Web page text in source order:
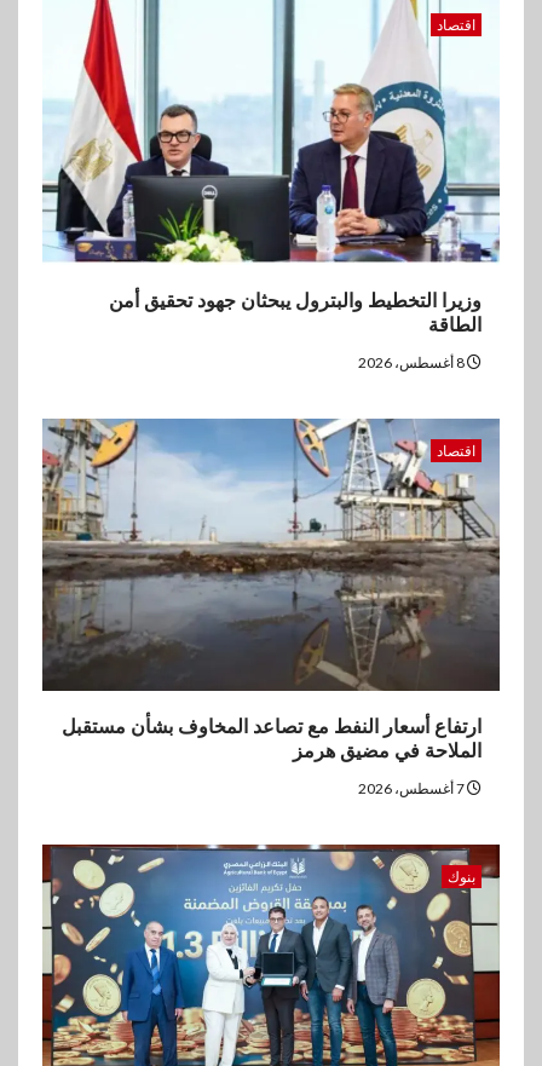
إنتيسا سان باولو تحقق 5.6 مليار
يورو صافي ربح في النصف الأول
2026
اقتصاد
وزيرا التخطيط والبترول يبحثان جهود تحقيق أمن
الطاقة
اقتصاد
ارتفاع أسعار النفط مع تصاعد المخاوف بشأن مستقبل
الملاحة في مضيق هرمز
بنوك